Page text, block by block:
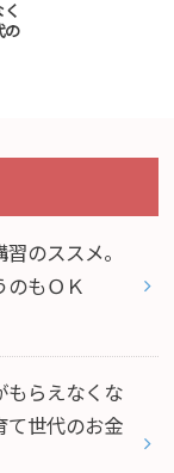
の
のススメ。
のもＯＫ
もらえなくな
世代のお金